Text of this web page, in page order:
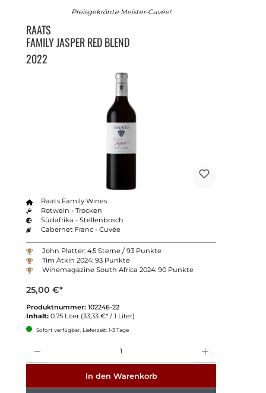
Preisgekrönte Meister-Cuvée!
RAATS
FAMILY JASPER RED BLEND
2022
Raats Family Wines
Rotwein - Trocken
Südafrika - Stellenbosch
Cabernet Franc - Cuvée
John Platter: 4.5 Sterne / 93 Punkte
Tim Atkin 2024: 93 Punkte
Winemagazine South Africa 2024: 90 Punkte
25,00 €*
Produktnummer: 102246-22
Inhalt: 0.75 Liter (33,33 €* / 1 Liter)
Sofort verfügbar, Lieferzeit: 1-3 Tage
In den Warenkorb